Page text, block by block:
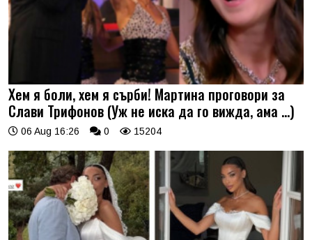
Хем я боли, хем я сърби! Мартина проговори за
Слави Трифонов (Уж не иска да го вижда, ама …)
06 Aug 16:26 0 15204